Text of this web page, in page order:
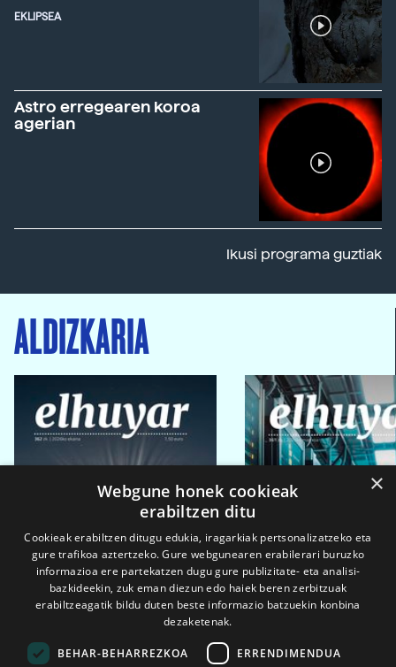
EKLIPSEA
Astro erregearen koroa
agerian
Ikusi programa guztiak
ALDIZKARIA
×
Webgune honek cookieak
erabiltzen ditu
Cookieak erabiltzen ditugu edukia, iragarkiak pertsonalizatzeko eta
gure trafikoa aztertzeko. Gure webgunearen erabilerari buruzko
informazioa ere partekatzen dugu gure publizitate- eta analisi-
bazkideekin, zuk eman diezun edo haiek beren zerbitzuak
erabiltzeagatik bildu duten beste informazio batzuekin konbina
dezaketenak.
BEHAR-BEHARREZKOA ERRENDIMENDUA